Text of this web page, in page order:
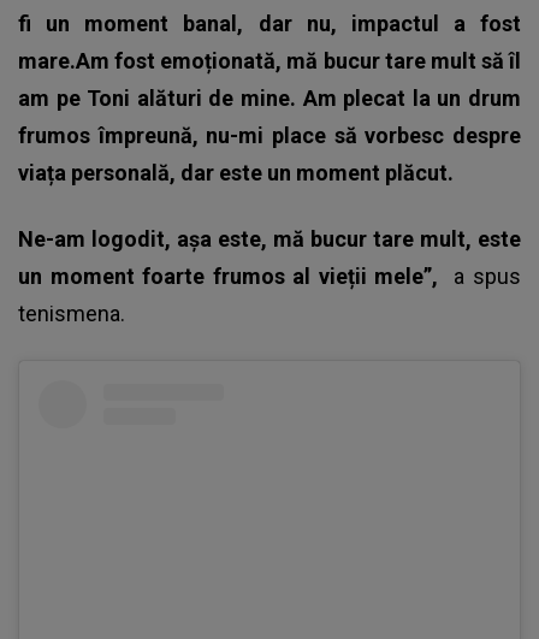
fi un moment banal, dar nu, impactul a fost
mare.Am fost emoționată, mă bucur tare mult să îl
am pe Toni alături de mine. Am plecat la un drum
frumos împreună, nu-mi place să vorbesc despre
viața personală, dar este un moment plăcut.
Ne-am logodit, așa este, mă bucur tare mult, este
un moment foarte frumos al vieții mele”, a spus
tenismena.